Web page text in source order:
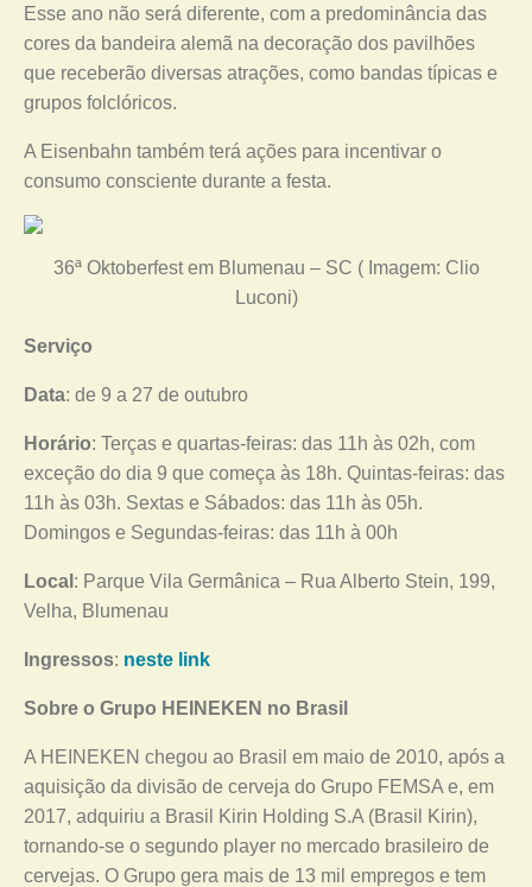
Esse ano não será diferente, com a predominância das
cores da bandeira alemã na decoração dos pavilhões
que receberão diversas atrações, como bandas típicas e
grupos folclóricos.
A Eisenbahn também terá ações para incentivar o
consumo consciente durante a festa.
36ª Oktoberfest em Blumenau – SC ( Imagem: Clio
Luconi)
Serviço
Data: de 9 a 27 de outubro
Horário: Terças e quartas-feiras: das 11h às 02h, com
exceção do dia 9 que começa às 18h. Quintas-feiras: das
11h às 03h. Sextas e Sábados: das 11h às 05h.
Domingos e Segundas-feiras: das 11h à 00h
Local : Parque Vila Germânica – Rua Alberto Stein, 199,
Velha, Blumenau
Ingressos: neste link
Sobre o Grupo HEINEKEN no Brasil
A HEINEKEN chegou ao Brasil em maio de 2010, após a
aquisição da divisão de cerveja do Grupo FEMSA e, em
2017, adquiriu a Brasil Kirin Holding S.A (Brasil Kirin),
tornando-se o segundo player no mercado brasileiro de
cervejas. O Grupo gera mais de 13 mil empregos e tem